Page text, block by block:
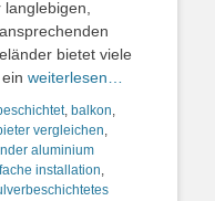
bietet viele
weiterlesen…
, balkon,
vergleichen,
aluminium
installation,